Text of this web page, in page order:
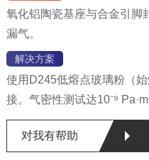
氧化铝陶瓷基座与合金引脚
漏气。
解决方案
使用D245低熔点玻璃粉（
接。气密性测试达10⁻⁹
对我有帮助